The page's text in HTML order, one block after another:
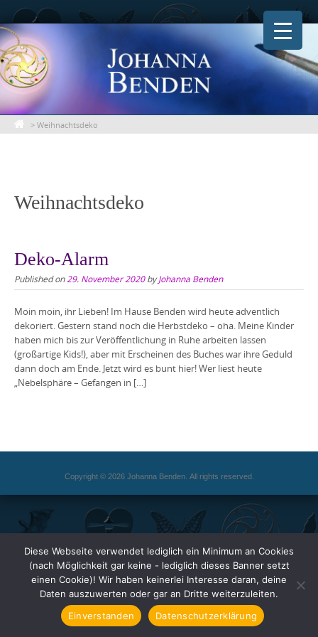
Skip
to
content
> Weihnachtsdeko
Weihnachtsdeko
Deko-Alarm
Published on29. November 2020byJohanna Benden
Moin moin, ihr Lieben! Im Hause Benden wird heute adventlich
dekoriert. Gestern stand noch die Herbstdeko – oha. Meine Kinder
haben mich bis zur Veröffentlichung in Ruhe arbeiten lassen
(großartige Kids!), aber mit Erscheinen des Buches war ihre Geduld
dann doch am Ende. Jetzt wird es bunt hier! Wer liest heute
„Nebelsphäre – Gefangen in […]
Copyright © 2026 Johanna Benden. All rights reserved.
Diese Webseite verwendet lediglich ein Minimum an Cookies
(nach Möglichkeit gar keine - lediglich dieses Banner setzt
einen Cookie)! Wir haben keinerlei Interesse daran, deine
Daten auszuwerten oder gar an Dritte weiterzuleiten.
Einverstanden
Datenschutzerklärung